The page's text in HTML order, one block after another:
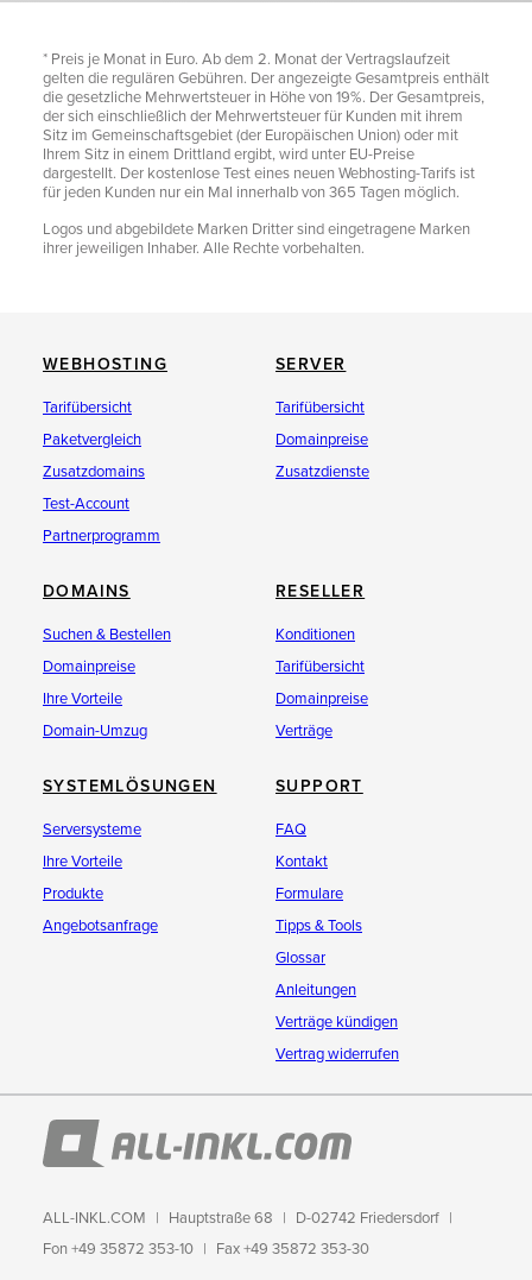
* Preis je Monat in Euro. Ab dem 2. Monat der Vertragslaufzeit
gelten die regulären Gebühren. Der angezeigte Gesamtpreis enthält
die gesetzliche Mehrwertsteuer in Höhe von 19%. Der Gesamtpreis,
der sich einschließlich der Mehrwertsteuer für Kunden mit ihrem
Sitz im Gemeinschaftsgebiet (der Europäischen Union) oder mit
Ihrem Sitz in einem Drittland ergibt, wird unter EU-Preise
dargestellt. Der kostenlose Test eines neuen Webhosting-Tarifs ist
für jeden Kunden nur ein Mal innerhalb von 365 Tagen möglich.
Logos und abgebildete Marken Dritter sind eingetragene Marken
ihrer jeweiligen Inhaber. Alle Rechte vorbehalten.
WEBHOSTING
Tarifübersicht
Paketvergleich
Zusatzdomains
Test-Account
Partnerprogramm
SERVER
Tarifübersicht
Domainpreise
Zusatzdienste
DOMAINS
Suchen & Bestellen
Domainpreise
Ihre Vorteile
Domain-Umzug
RESELLER
Konditionen
Tarifübersicht
Domainpreise
Verträge
SYSTEMLÖSUNGEN
Serversysteme
Ihre Vorteile
Produkte
Angebotsanfrage
SUPPORT
FAQ
Kontakt
Formulare
Tipps & Tools
Glossar
Anleitungen
Verträge kündigen
Vertrag widerrufen
ALL-INKL.COM Hauptstraße 68
D-02742 Friedersdorf
Fon +49 35872 353-10
Fax +49 35872 353-30